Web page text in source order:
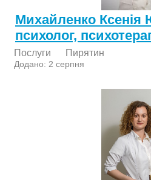
Михайленко Ксенія
психолог,
Послуги Пирятин
Додано: 2 серпня